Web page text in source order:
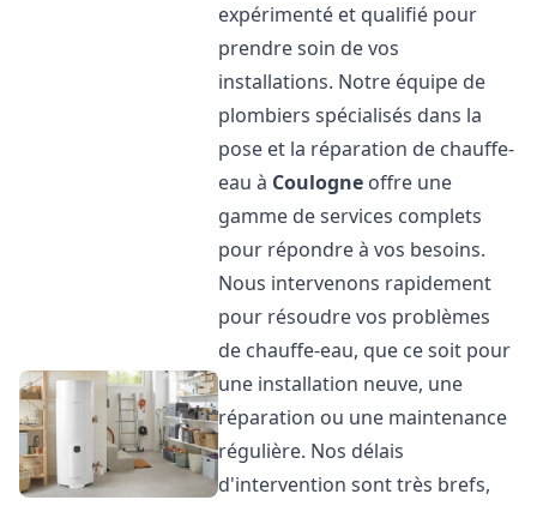
expérimenté et qualifié pour
prendre soin de vos
installations. Notre équipe de
plombiers spécialisés dans la
pose et la réparation de chauffe-
eau à Coulogne offre une
gamme de services complets
pour répondre à vos besoins.
Nous intervenons rapidement
pour résoudre vos problèmes
de chauffe-eau, que ce soit pour
une installation neuve, une
réparation ou une maintenance
régulière. Nos délais
d'intervention sont très brefs,